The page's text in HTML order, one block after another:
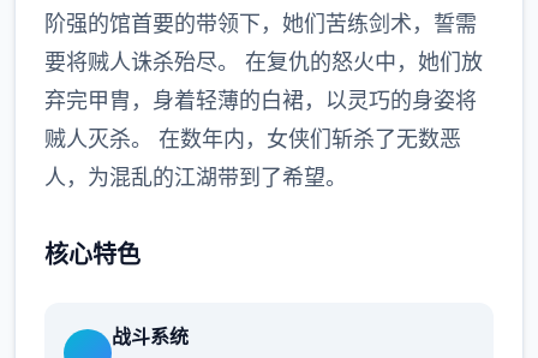
阶强的馆首要的带领下，她们苦练剑术，誓需
要将贼人诛杀殆尽。 在复仇的怒火中，她们放
弃完甲胄，身着轻薄的白裙，以灵巧的身姿将
贼人灭杀。 在数年内，女侠们斩杀了无数恶
人，为混乱的江湖带到了希望。
核心特色
战斗系统